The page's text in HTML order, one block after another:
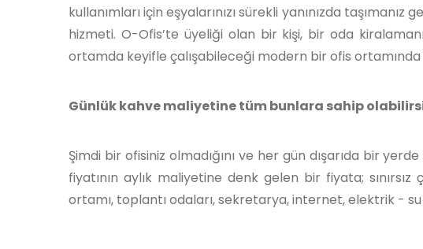
kullanımları için eşyalarınızı sürekli yanınızda taşımanız
hizmeti. O-Ofis’te üyeliği olan bir kişi, bir oda
ortamda keyifle çalışabileceği modern bir ofis
Günlük kahve maliyetine tüm bunlara sahip
Şimdi bir ofisiniz olmadığını ve her gün dışarıda bir
fiyatının aylık maliyetine denk gelen bir fiyata;
ortamı, toplantı odaları, sekretarya, internet, elektrik -